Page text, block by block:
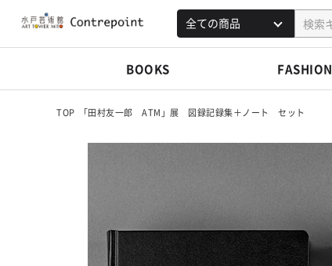
BOOKS FASHION
TOP 「田村友一郎 ATM」展 図録記録集＋ノート セット